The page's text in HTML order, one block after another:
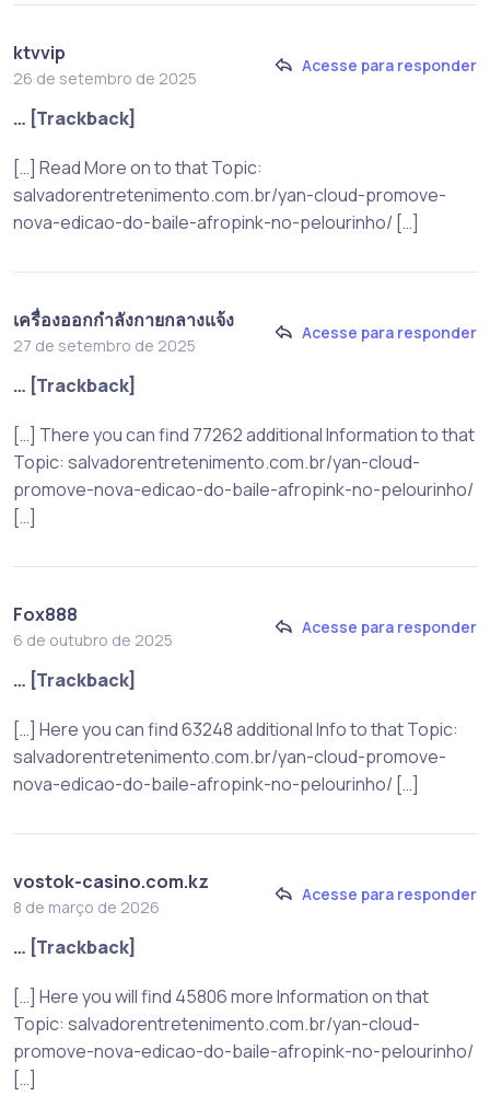
ktvvip
26 de setembro de 2025
Acesse para responder
… [Trackback]
[…] Read More on to that Topic:
salvadorentretenimento.com.br/yan-cloud-promove-
nova-edicao-do-baile-afropink-no-pelourinho/ […]
เครื่องออกกำลังกายกลางแจ้ง
27 de setembro de 2025
Acesse para responder
… [Trackback]
[…] There you can find 77262 additional Information to that
Topic: salvadorentretenimento.com.br/yan-cloud-
promove-nova-edicao-do-baile-afropink-no-pelourinho/
[…]
Fox888
6 de outubro de 2025
Acesse para responder
… [Trackback]
[…] Here you can find 63248 additional Info to that Topic:
salvadorentretenimento.com.br/yan-cloud-promove-
nova-edicao-do-baile-afropink-no-pelourinho/ […]
vostok-casino.com.kz
8 de março de 2026
Acesse para responder
… [Trackback]
[…] Here you will find 45806 more Information on that
Topic: salvadorentretenimento.com.br/yan-cloud-
promove-nova-edicao-do-baile-afropink-no-pelourinho/
[…]